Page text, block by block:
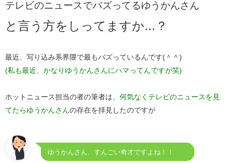
テレビのニュースでバズってるゆうかんさん
と言う方をしってますか...？
最近、写り込み系界隈で最もバズっているんです(＾＾)
(私も最近、かなりゆうかんさんにハマってんですが笑)
ホットニュース担当の者の筆者は、 何気なくテレビのニュースを見
てたらゆうかんさんの存在を拝見したのですが
ゆうかんさん、すんごい奇才ですよね！！